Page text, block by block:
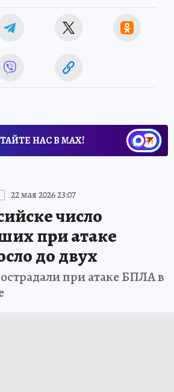
НАС В МАХ!
22 мая 2026 23:07
число
при атаке
до двух
при атаке БПЛА в